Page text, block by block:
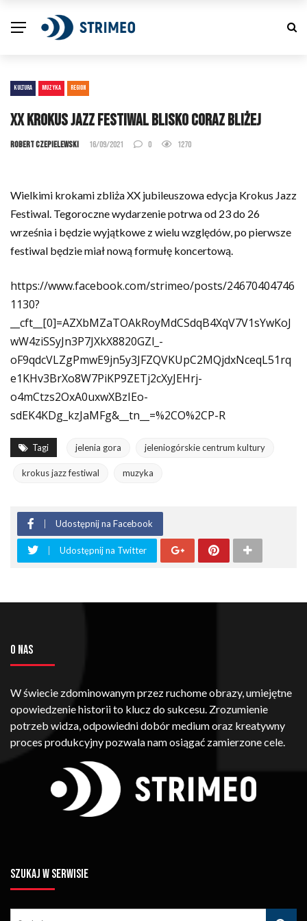
KULTURA MUZYKA REGION
XX Krokus Jazz Festiwal blisko coraz bliżej
Robert Czepielewski 16/09/2021 0 1270
Wielkimi krokami zbliża XX jubileuszowa edycja Krokus Jazz
Festiwal. Tegoroczne wydarzenie potrwa od 23 do 26
września i będzie wyjątkowe z wielu względów, po pierwsze
festiwal będzie miał nową formułę koncertową.
https://www.facebook.com/strimeo/posts/24670404746
1130?
__cft__[0]=AZXbMZaTOAkRoyMdCSdqB4XqV7V1sYwKoJ
wW4ziSSyJn3P7JXkX8820GZl_-
oF9qdcVLZgPmwE9jn5y3JFZQVKUpC2MQjdxNceqL51rq
e1KHv3BrXo8W7PiKP9ZETj2cXyJEHrj-
o4mCtzs2OxA0uxwXBzIEo-
sdEK4KDg_kzJaMFg&__tn__=%2CO%2CP-R
Tagi jelenia gora jeleniogórskie centrum kultury
krokus jazz festiwal muzyka
Udostępnij na Facebook
Udostępnij na Twitter
O NAS
W świecie zdominowanym przez ruchome obrazy, umiejętne
opowiedzenie historii to klucz do sukcesu. Zrozumienie
potrzeb widza, odpowiedni dobór medium oraz kreatywny
proces produkcyjny pozwala nam osiągać zamierzone cele.
SZUKAJ W SERWISIE